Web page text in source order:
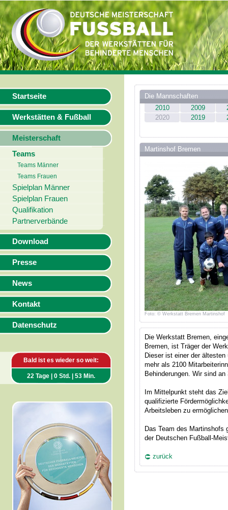
Startseite
Werkstätten & Fußball
Meisterschaft
Teams
Teams Männer
Teams Frauen
Spielplan Männer
Spielplan Frauen
Qualifikation
Partnerverbände
Download
Presse
News
Kontakt
Datenschutz
Bald ist es wieder so weit:
22 Tage | 0 Std. | 53 Min.
Die Mannschaften
2010
2009
2020
2019
Martinshof Bremen
Foto: © Werkstatt Bremen Martinshof
Die Werkstatt Bremen,
Bremen, ist Träger der
Dieser ist einer der
mehr als 2100
Behinderungen. Wir sind
Im Mittelpunkt steht das
qualifizierte
Arbeitsleben zu
Das Team des Martinshofs
der Deutschen Fußball-
zurück